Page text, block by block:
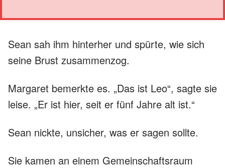
Sean sah ihm hinterher und spürte, wie sich
seine Brust zusammenzog.
Margaret bemerkte es. „Das ist Leo“, sagte sie
leise. „Er ist hier, seit er fünf Jahre alt ist.“
Sean nickte, unsicher, was er sagen sollte.
Sie kamen an einem Gemeinschaftsraum